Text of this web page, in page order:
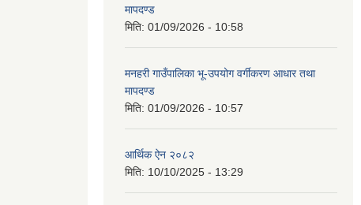
मापदण्ड
मिति: 01/09/2026 - 10:58
मनहरी गाउँपालिका भू-उपयोग वर्गीकरण आधार तथा
मापदण्ड
मिति: 01/09/2026 - 10:57
आर्थिक ऐन २०८२
मिति: 10/10/2025 - 13:29